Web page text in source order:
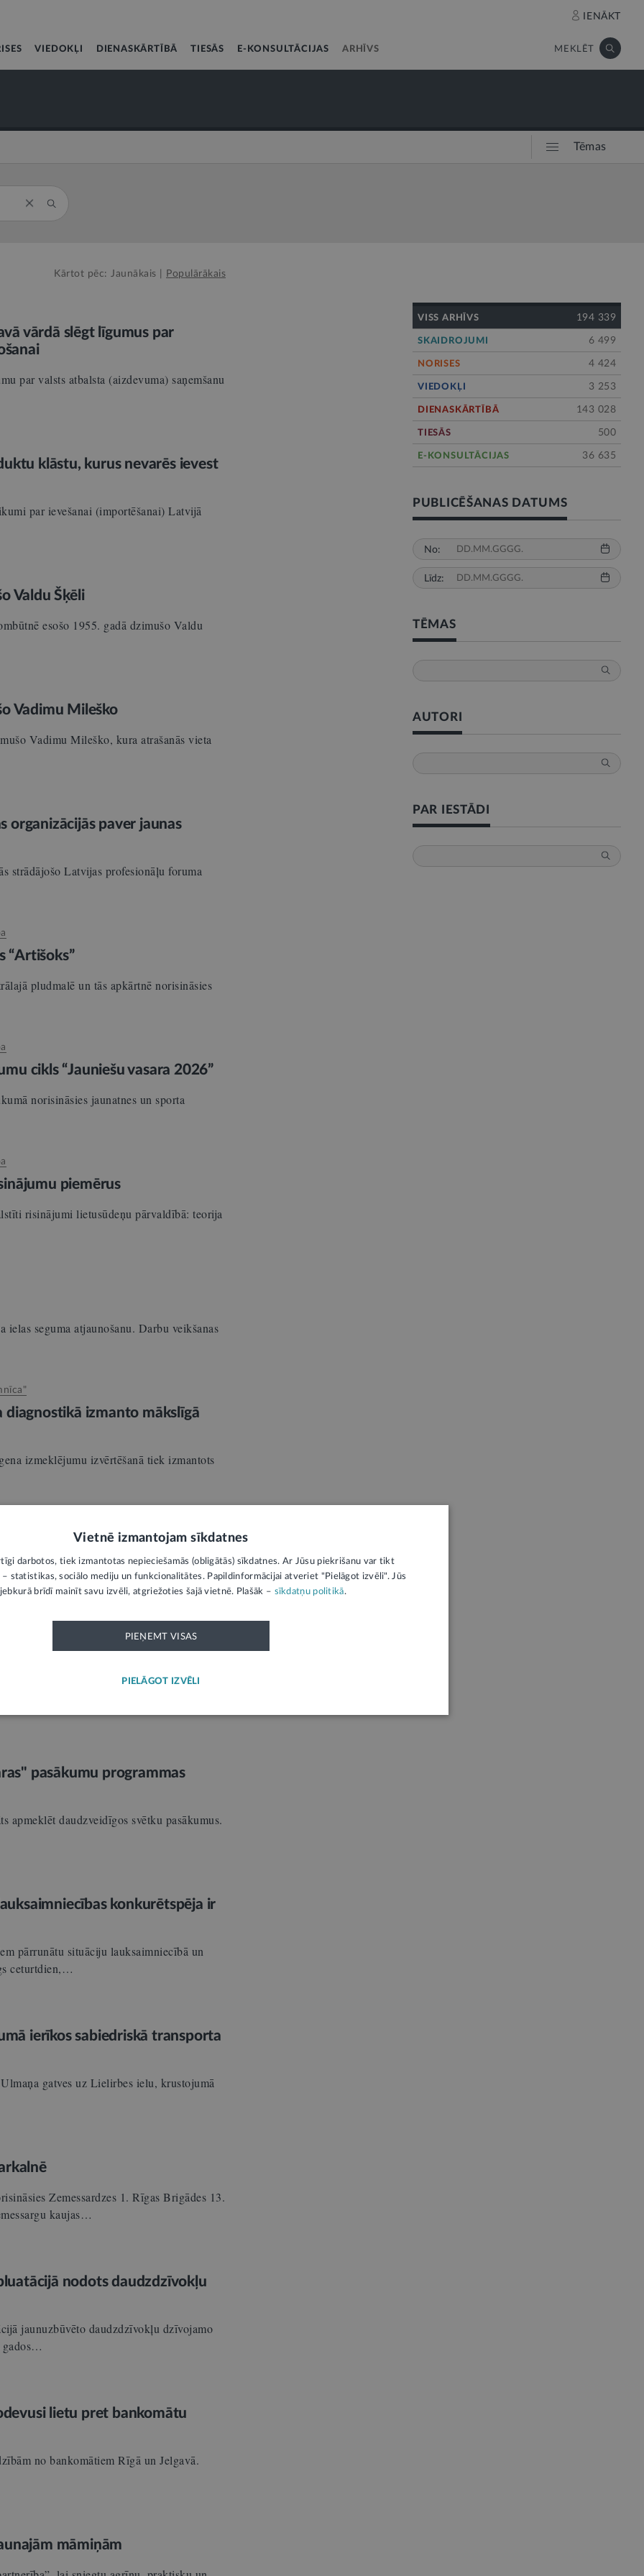
IENĀKT
VIEDOKĻI DIENASKĀRTĪBĀ TIESĀS E-KONSULTĀCIJAS ARHĪVS MEKLĒT
Tēmas
Kārtot pēc: Jaunākais Populārākais
vārdā slēgt līgumus par
par valsts atbalsta (aizdevuma) saņemšanu
klāstu, kurus nevarēs ievest
par ievešanai (importēšanai) Latvijā
Valdu Šķēli
esošo 1955. gadā dzimušo Valdu
Vadimu Mileško
Vadimu Mileško, kura atrašanās vieta
organizācijās paver jaunas
strādājošo Latvijas profesionāļu foruma
“Artišoks”
pludmalē un tās apkārtnē norisināsies
cikls “Jauniešu vasara 2026”
norisināsies jaunatnes un sporta
piemērus
risinājumi lietusūdeņu pārvaldībā: teorija
seguma atjaunošanu. Darbu veikšanas
diagnostikā izmanto mākslīgā
izmeklējumu izvērtēšanā tiek izmantots
izplatīšanas kanālu
kriminālvajāšanai organizētu grupējumu,
esošo Irynu Itkinu
amatpersonas Ludzā meklē bezvēsts
pasākumu programmas
apmeklēt daudzveidīgos svētku pasākumus.
konkurētspēja ir
pārrunātu situāciju lauksaimniecībā un
ceturtdien,…
ierīkos sabiedriskā transporta
gatves uz Lielirbes ielu, krustojumā
Zemessardzes 1. Rīgas Brigādes 13.
kaujas…
nodots daudzdzīvokļu
jaunuzbūvēto daudzdzīvokļu dzīvojamo
gados…
lietu pret bankomātu
no bankomātiem Rīgā un Jelgavā.
māmiņām
VISS ARHĪVS 194 339
SKAIDROJUMI 6 499
NORISES 4 424
VIEDOKĻI 3 253
DIENASKĀRTĪBĀ 143 028
TIESĀS 500
E-KONSULTĀCIJAS 36 635
PUBLICĒŠANAS DATUMS
No:
Līdz:
TĒMAS
AUTORI
PAR IESTĀDI
Vietnē izmantojam sīkdatnes
darbotos, tiek izmantotas nepieciešamās (obligātās) sīkdatnes. Ar Jūsu piekrišanu var tikt
statistikas, sociālo mediju un funkcionalitātes. Papildinformācijai atveriet "Pielāgot izvēli". Jūs
brīdī mainīt savu izvēli, atgriežoties šajā vietnē. Plašāk – sīkdatņu politikā.
PIEŅEMT VISAS
PIELĀGOT IZVĒLI